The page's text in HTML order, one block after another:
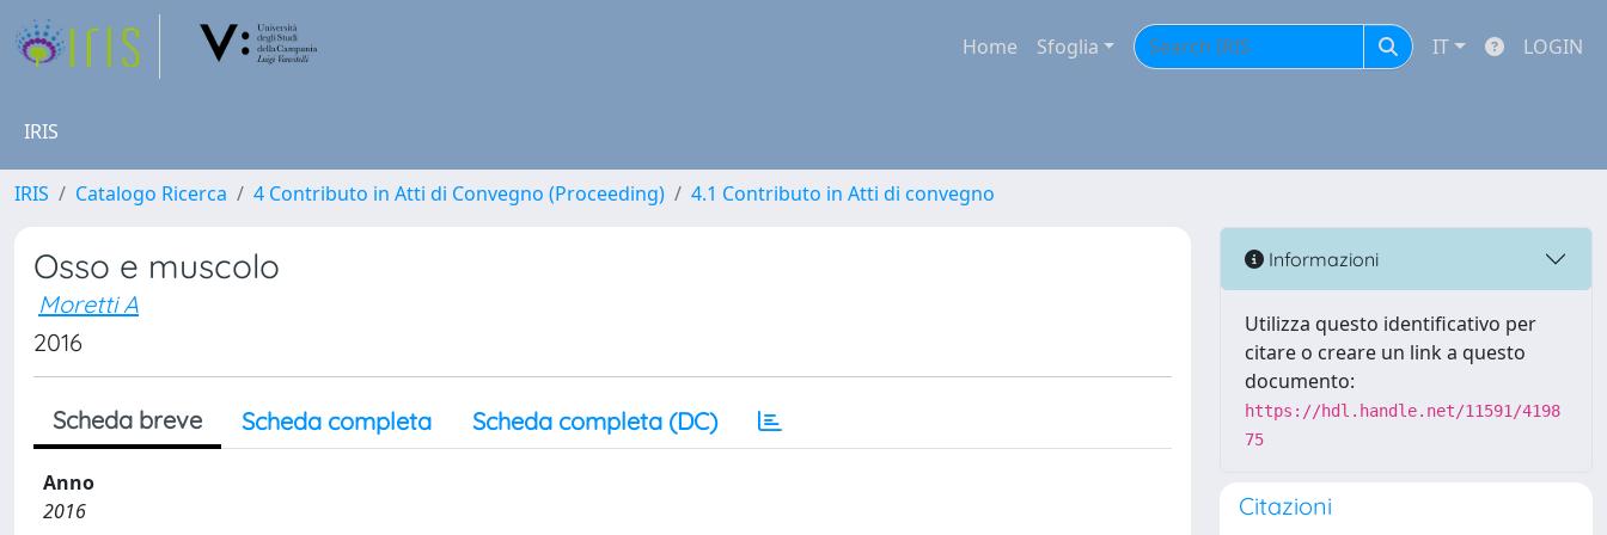
Home Sfoglia IT LOGIN
IRIS
IRIS Catalogo Ricerca 4 Contributo in Atti di Convegno (Proceeding) 4.1 Contributo in Atti di convegno
Osso e muscolo
Moretti A
2016
Scheda breve Scheda completa Scheda completa (DC)
Anno
2016
Informazioni
Utilizza questo identificativo per
citare o creare un link a questo
documento:
https://hdl.handle.net/11591/4198
75
Citazioni